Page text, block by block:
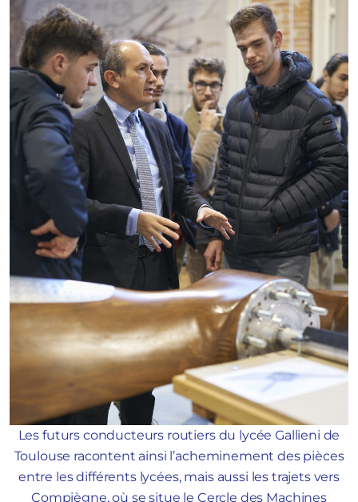
Les futurs conducteurs routiers du lycée Gallieni de
Toulouse racontent ainsi l’acheminement des pièces
entre les différents lycées, mais aussi les trajets vers
Compiègne, où se situe le Cercle des Machines